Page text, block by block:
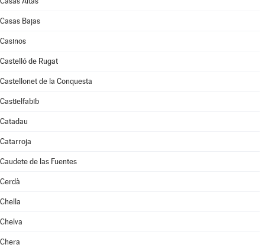
Casas Bajas
Casinos
Castelló de Rugat
Castellonet de la Conquesta
Castielfabib
Catadau
Catarroja
Caudete de las Fuentes
Cerdà
Chella
Chelva
Chera